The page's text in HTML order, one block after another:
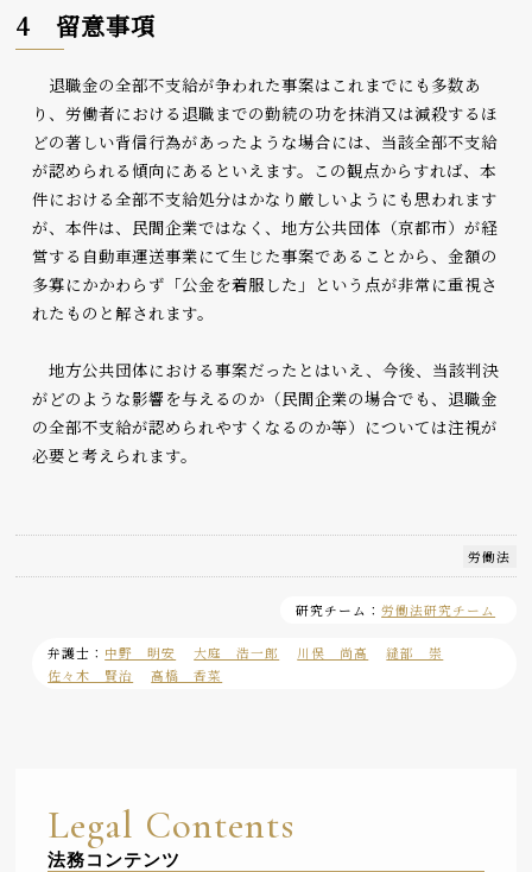
4 留意事項
退職金の全部不支給が争われた事案はこれまでにも多数あ
り、労働者における退職までの勤続の功を抹消又は減殺するほ
どの著しい背信行為があったような場合には、当該全部不支給
が認められる傾向にあるといえます。この観点からすれば、本
件における全部不支給処分はかなり厳しいようにも思われます
が、本件は、民間企業ではなく、地方公共団体（京都市）が経
営する自動車運送事業にて生じた事案であることから、金額の
多寡にかかわらず「公金を着服した」という点が非常に重視さ
れたものと解されます。
地方公共団体における事案だったとはいえ、今後、当該判決
がどのような影響を与えるのか（民間企業の場合でも、退職金
の全部不支給が認められやすくなるのか等）については注視が
必要と考えられます。
労働法
研究チーム：労働法研究チーム
弁護士： 中野 明安 大庭 浩一郎 川俣 尚高
縫部 崇
佐々木 賢治
高橋 香菜
Legal Contents
法務コンテンツ